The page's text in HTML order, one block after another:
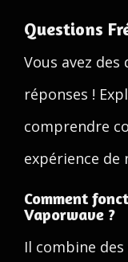
Questions
Vous avez des
réponses !
comprendre
expérience de
Comment
Vaporwave ?
Il combine